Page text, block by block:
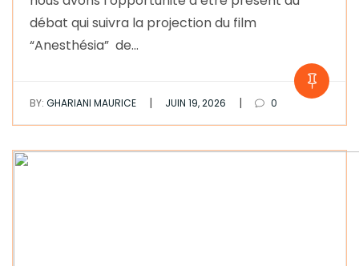
débat qui suivra la projection du film
“Anesthésia” de…
BY: GHARIANI MAURICE | JUIN 19, 2026 | 0